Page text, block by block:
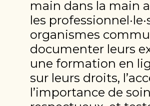
main dans la main
les
organismes
documenter leurs
une formation en
sur leurs droits,
l’importance de